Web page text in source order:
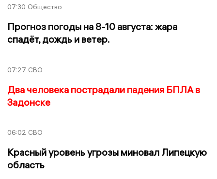
07:30 Общество
Прогноз погоды на 8-10 августа: жара
спадёт, дождь и ветер.
07:27 СВО
Два человека пострадали падения БПЛА в
Задонске
06:02 СВО
Красный уровень угрозы миновал Липецкую
область